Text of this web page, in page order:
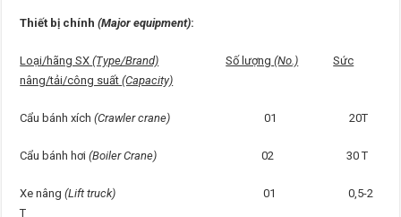
Thiết bị chính(Major equipment):
Loại/hãng SX(Type/Brand) Số lượng(No.)
Sức
nâng/tải/công suất(Capacity)
Cẩu bánh xích(Crawler crane) 01 20T
Cẩu bánh hơi(Boiler Crane) 02 30 T
Xe nâng(Lift truck) 01 0,5-2
T